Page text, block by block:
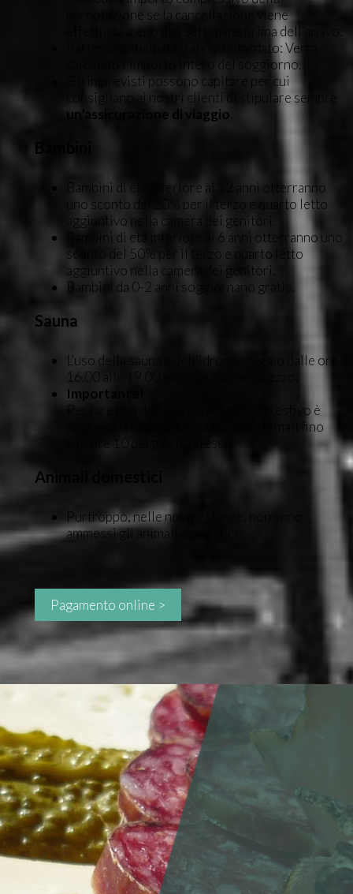
prenotazione se la cancellazione viene
effettuata meno di 4 settimane prima dell’arrivo.
Partenza anticipata o arrivo ritardato: Verrà
calcolato l’importo intero del soggiorno.
Gli imprevisti possono capitare per cui
consigliano ai nostri clienti di stipulare sempre
un’assicurazione di viaggio
Bambini
Bambini di età inferiore ai 12 anni otterranno
uno sconto del 20% per il terzo e quarto letto
aggiuntivo nella camera dei genitori.
Bambini di età inferiore ai 6 anni otterranno uno
sconto del 50% per il terzo e quarto letto
aggiuntivo nella camera dei genitori.
Bambini da 0-2 anni soggiornano gratis.
Sauna
L’uso della sauna e dell’idromassaggio dalle ore
16.00 alle 19.00 sono inclusi nel prezzo.
Importante!
Per fare uso della sauna nel periodo estivo è
necessaria una comunicazione via e-mail fino
alle ore 10 del giorno stesso.
Animali domestici
Purtroppo, nelle nostre stanze, non sono
ammessi gli animali domestici.
Pagamento online >